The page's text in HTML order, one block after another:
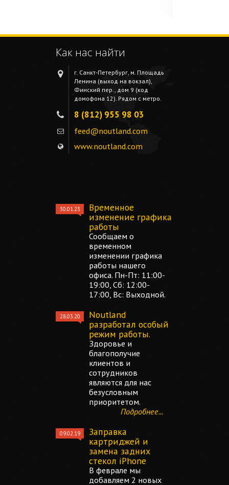
Как нас найти
г. Санкт-Петербург, м. Площадь
Ленина (выход на вокзал),
Финский пер., дом 9 (код
домофона 12). Рядом с метро.
8 (812) 955 98 03
feed@noutland.com
www.noutland.com
30.01.23
Временное
изменение графика
работы
Сообщаем о
временном
изменении графика
работы нашего
офиса. Пн-Пт: 11:00-
19:00, Сб: 12:00-
17:00, Вс: Выходной.
28.03.20
Noutland
разработал особый
режим работы.
Здоровье и
благополучие
клиентов и
сотрудников
являются для нас
безусловным
приоритетом.
Подробнее...
09.02.19
Заправка
картриджей и
замена задних
стекол iPhone
В феврале мы
добавляем 2 новых